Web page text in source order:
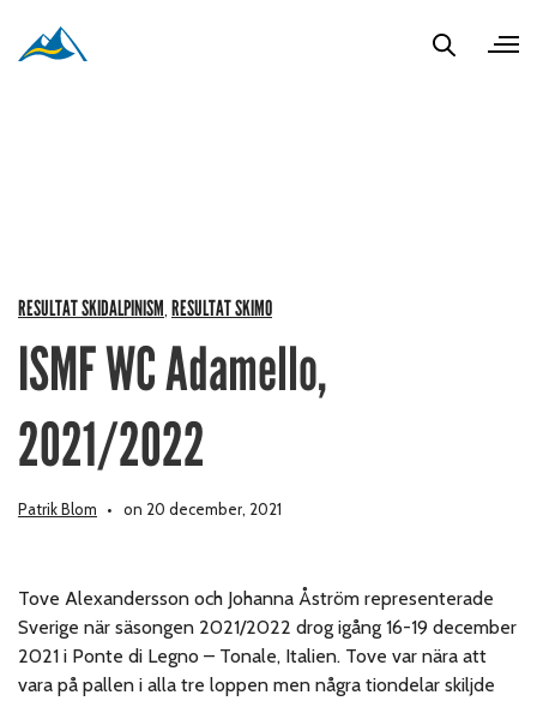
RESULTAT SKIDALPINISM, RESULTAT SKIMO
ISMF WC Adamello,
2021/2022
Patrik Blom on 20 december, 2021
Tove Alexandersson och Johanna Åström representerade
Sverige när säsongen 2021/2022 drog igång 16-19 december
2021 i Ponte di Legno – Tonale, Italien. Tove var nära att
vara på pallen i alla tre loppen men några tiondelar skiljde